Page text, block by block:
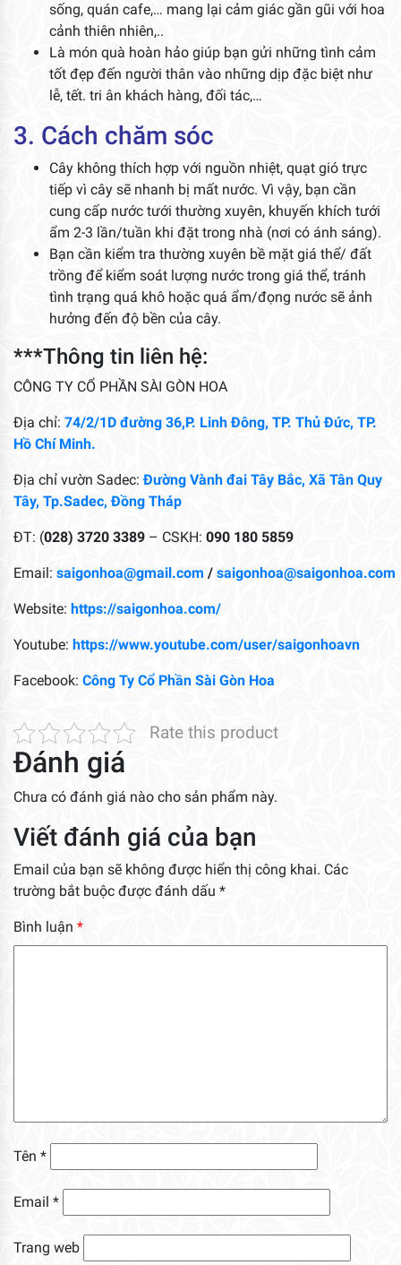
sống, quán cafe,… mang lại cảm giác gần gũi với hoa
cảnh thiên nhiên,..
Là món quà hoàn hảo giúp bạn gửi những tình cảm
tốt đẹp đến người thân vào những dịp đặc biệt như
lễ, tết. tri ân khách hàng, đối tác,…
3. Cách chăm sóc
Cây không thích hợp với nguồn nhiệt, quạt gió trực
tiếp vì cây sẽ nhanh bị mất nước. Vì vậy, bạn cần
cung cấp nước tưới thường xuyên, khuyến khích tưới
ẩm 2-3 lần/tuần khi đặt trong nhà (nơi có ánh sáng).
Bạn cần kiểm tra thường xuyên bề mặt giá thể/ đất
trồng để kiểm soát lượng nước trong giá thể, tránh
tình trạng quá khô hoặc quá ẩm/đọng nước sẽ ảnh
hưởng đến độ bền của cây.
***Thông tin liên hệ:
CÔNG TY CỔ PHẦN SÀI GÒN HOA
Địa chỉ: 74/2/1D đường 36,P. Linh Đông, TP. Thủ Đức, TP.
Hồ Chí Minh.
Địa chỉ vườn Sadec:Đường Vành đai Tây Bắc, Xã Tân Quy
Tây, Tp.Sadec, Đồng Tháp
ĐT: (028) 3720 3389 – CSKH: 090 180 5859
Email: saigonhoa@gmail.com / saigonhoa@saigonhoa.com
Website: https://saigonhoa.com/
Youtube: https://www.youtube.com/user/saigonhoavn
Facebook: Công Ty Cổ Phần Sài Gòn Hoa
Rate this product
Đánh giá
Chưa có đánh giá nào cho sản phẩm này.
Viết đánh giá của bạn
Email của bạn sẽ không được hiển thị công khai. Các
trường bắt buộc được đánh dấu *
Bình luận *
Tên *
Email *
Trang web